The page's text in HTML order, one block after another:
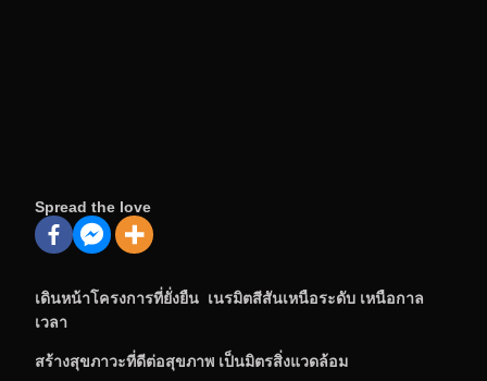
Spread the love
เดินหน้าโครงการที่ยั่งยืน เนรมิตสีสันเหนือระดับ เหนือกาล
เวลา
สร้างสุขภาวะที่ดีต่อสุขภาพ เป็นมิตรสิ่งแวดล้อม